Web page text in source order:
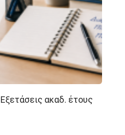
ακαδ. έτους